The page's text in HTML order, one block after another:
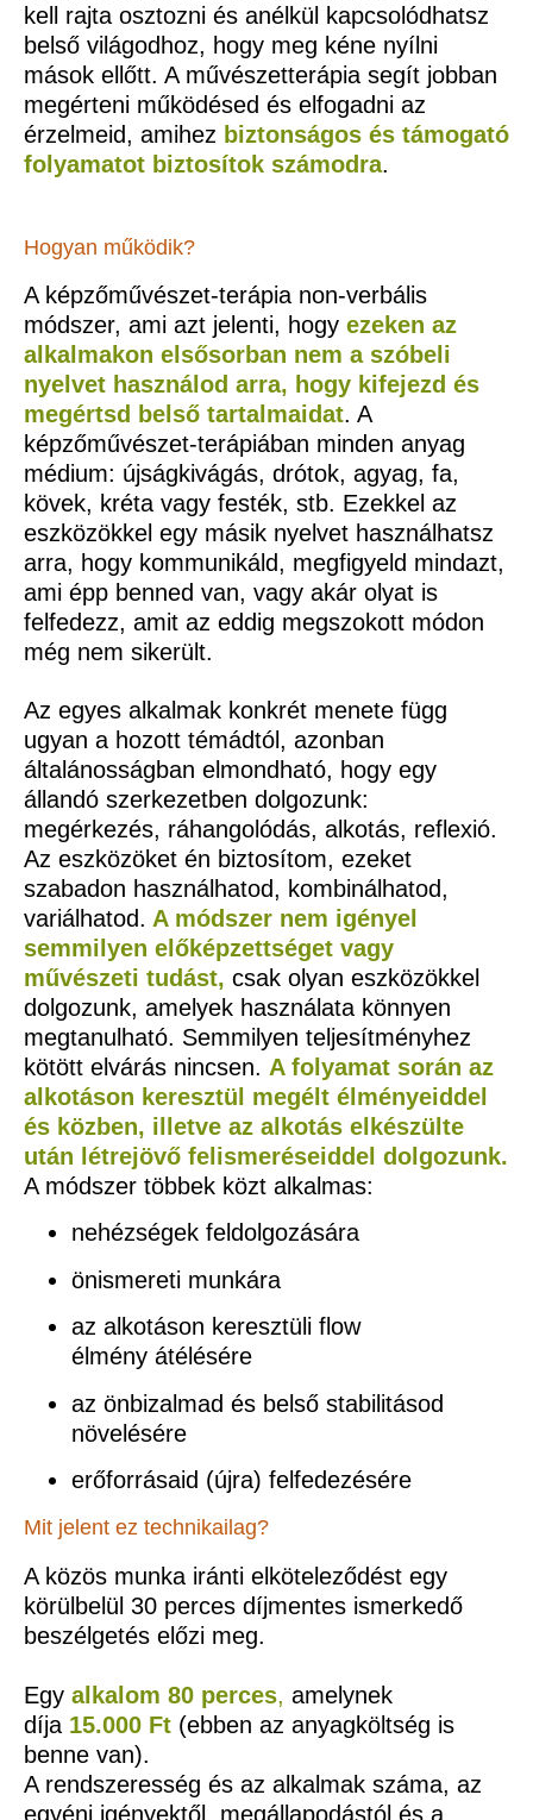
kell rajta osztozni és anélkül kapcsolódhatsz
belső világodhoz, hogy meg kéne nyílni
mások ellőtt. A művészetterápia segít jobban
megérteni működésed és elfogadni az
érzelmeid, amihez biztonságos és támogató
folyamatot biztosítok számodra.
Hogyan működik?
A képzőművészet-terápia non-verbális
módszer, ami azt jelenti, hogy ezeken az
alkalmakon elsősorban nem a szóbeli
nyelvet használod arra, hogy kifejezd és
megértsd belső tartalmaidat. A
képzőművészet-terápiában minden anyag
médium: újságkivágás, drótok, agyag, fa,
kövek, kréta vagy festék, stb. Ezekkel az
eszközökkel egy másik nyelvet használhatsz
arra, hogy kommunikáld, megfigyeld mindazt,
ami épp benned van, vagy akár olyat is
felfedezz, amit az eddig megszokott módon
még nem sikerült.
Az egyes alkalmak konkrét menete függ
ugyan a hozott témádtól, azonban
általánosságban elmondható, hogy egy
állandó szerkezetben dolgozunk:
megérkezés, ráhangolódás, alkotás, reflexió.
Az eszközöket én biztosítom, ezeket
szabadon használhatod, kombinálhatod,
variálhatod. A módszer nem igényel
semmilyen előképzettséget vagy
művészeti tudást, csak olyan eszközökkel
dolgozunk, amelyek használata könnyen
megtanulható. Semmilyen teljesítményhez
kötött elvárás nincsen. A folyamat során az
alkotáson keresztül megélt élményeiddel
és közben, illetve az alkotás elkészülte
után létrejövő felismeréseiddel dolgozunk.
A módszer többek közt alkalmas:
nehézségek feldolgozására
önismereti munkára
az alkotáson keresztüli flow
élmény átélésére
az önbizalmad és belső stabilitásod
növelésére
erőforrásaid (újra) felfedezésére
Mit jelent ez technikailag?
A közös munka iránti elköteleződést egy
körülbelül 30 perces díjmentes ismerkedő
beszélgetés előzi meg.
Egy alkalom 80 perces, amelynek
díja 15.000 Ft (ebben az anyagköltség is
benne van).
A rendszeresség és az alkalmak száma, az
egyéni igényektől, megállapodástól és a